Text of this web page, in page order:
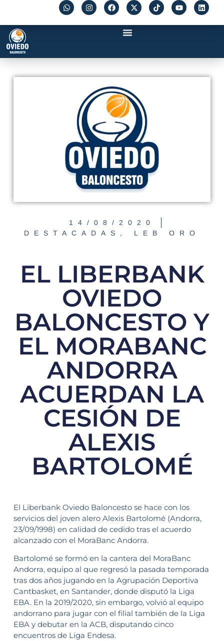
14/08/2020
DESTACADAS , LEB ORO
EL LIBERBANK
OVIEDO
BALONCESTO Y
EL MORABANC
ANDORRA
ACUERDAN LA
CESIÓN DE
ALEXIS
BARTOLOMÉ
El Liberbank Oviedo Baloncesto se hace con los
servicios del joven alero Alexis Bartolomé (Andorra,
23/09/1998) en calidad de cedido tras el acuerdo
alcanzado con el MoraBanc Andorra.
Bartolomé se formó en la cantera del MoraBanc
Andorra, equipo al que regresó la pasada temporada
tras dos años jugando en la Agrupación Deportiva
Cantbasket, en Santander, donde disputó la Liga
EBA. En la 2019/2020, sin embargo, volvió al equipo
andorrano para jugar con el filial también de la Liga
EBA y debutar en la ACB, disputando cinco
encuentros de Liga Endesa.